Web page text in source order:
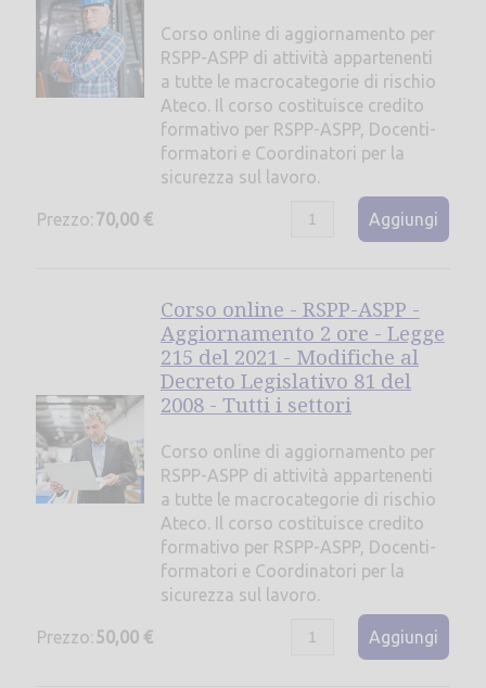
Corso online di aggiornamento per
RSPP-ASPP di attività appartenenti
a tutte le macrocategorie di rischio
Ateco. Il corso costituisce credito
formativo per RSPP-ASPP, Docenti-
formatori e Coordinatori per la
sicurezza sul lavoro.
Prezzo: 70,00 € Aggiungi
Corso online - RSPP-ASPP -
Aggiornamento 2 ore - Legge
215 del 2021 - Modifiche al
Decreto Legislativo 81 del
2008 - Tutti i settori
Corso online di aggiornamento per
RSPP-ASPP di attività appartenenti
a tutte le macrocategorie di rischio
Ateco. Il corso costituisce credito
formativo per RSPP-ASPP, Docenti-
formatori e Coordinatori per la
sicurezza sul lavoro.
Prezzo: 50,00 € Aggiungi